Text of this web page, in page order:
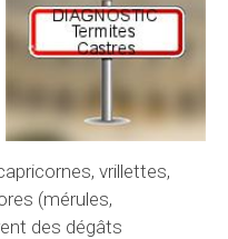
vrillettes,
(mérules,
des dégâts